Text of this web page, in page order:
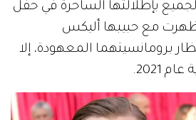
بإطلالتها الساحرة في حفل
عندما ظهرت مع حبيبها أليكس
برومانسيتهما المعهودة، إلا
2021.